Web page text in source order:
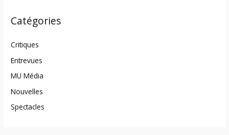
Catégories
Critiques
Entrevues
MU Média
Nouvelles
Spectacles